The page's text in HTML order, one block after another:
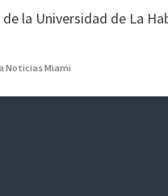
la Universidad de La
Noticias Miami